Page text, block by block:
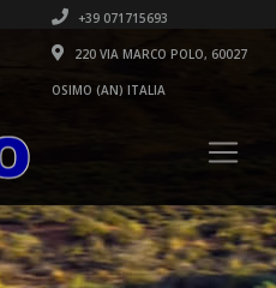
+39 071715693
220 VIA MARCO POLO, 60027
OSIMO (AN) ITALIA